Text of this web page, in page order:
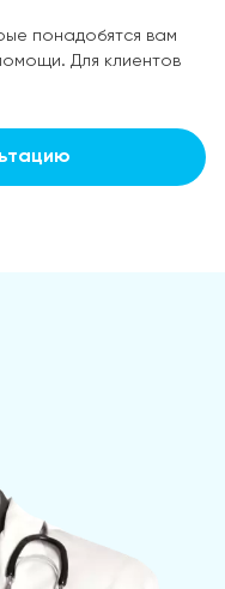
понадобятся вам
Для клиентов